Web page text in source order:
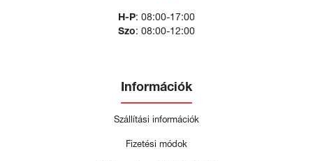
H-P: 08:00-17:00
Szo: 08:00-12:00
Információk
Szállítási információk
Fizetési módok